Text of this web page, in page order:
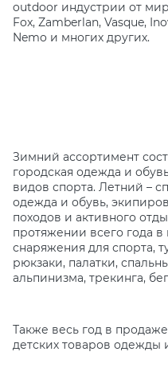
outdoor индустрии от
Fox, Zamberlan, Vasque,
Nemo и многих других.
Зимний ассортимент
городская одежда и
видов спорта. Летний –
одежда и обувь,
походов и активного
протяжении всего года
снаряжения для спорта,
рюкзаки, палатки,
альпинизма, трекинга,
Также весь год в
детских товаров одежды